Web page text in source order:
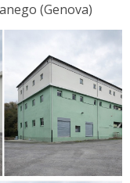
(Genova)